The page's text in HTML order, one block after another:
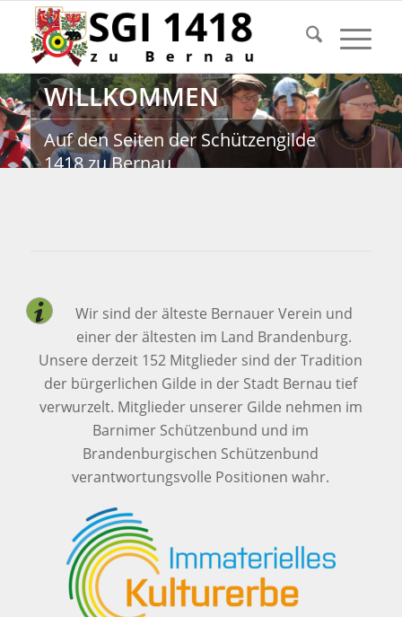
WILLKOMMEN
Auf den Seiten der Schützengilde
1418 zu Bernau
Wir sind der älteste Bernauer Verein und
einer der ältesten im Land Brandenburg.
Unsere derzeit 152 Mitglieder sind der Tradition
der bürgerlichen Gilde in der Stadt Bernau tief
verwurzelt. Mitglieder unserer Gilde nehmen im
Barnimer Schützenbund und im
Brandenburgischen Schützenbund
verantwortungsvolle Positionen wahr.